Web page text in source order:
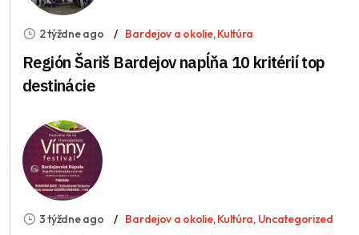
2 týždne ago Bardejov a okolie,Kultúra
Región Šariš Bardejov napĺňa 10 kritérií top
destinácie
3 týždne ago Bardejov a okolie,Kultúra, Uncategorized